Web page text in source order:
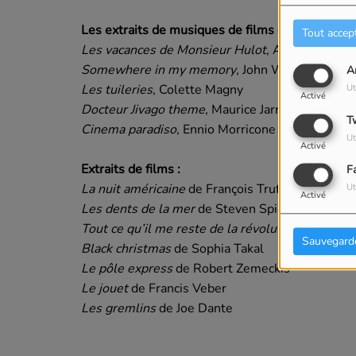
Tout
Activé
Activé
Activé
Les extraits de musiques de films qui ponctuent
Les vacances de Monsieur Hulot, Alain Romans
Somewhere in my memory, John Williams
Les tuileries, Colette Magny
Docteur Jivago theme, Maurice Jarre
Cinema paradiso, Ennio Morricone
Extraits de films :
La nuit américainede François Truffaut
Les dents de la merde Steven Spielberg
Tout ce qu’il me reste de la révolutionde Judith
Black christmasde Sophia Takal
Le pôle expressde Robert Zemeckis
Le jouetde Francis Veber
Les gremlinsde Joe Dante